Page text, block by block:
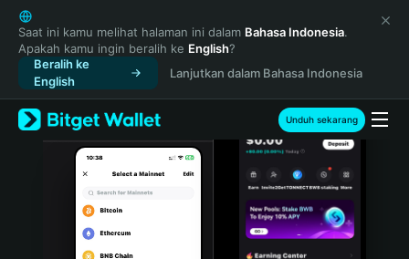
English
日本語
Tiếng Việt
Русский
Español (Latinoamérica)
Türkçe
Italiano
Português (Portugal)
Saat ini kamu melihat halaman ini dalam Bahasa Indonesia.
Apakah kamu ingin beralih ke English?
Beralih ke
English
Lanjutkan dalam Bahasa Indonesia
Unduh sekarang